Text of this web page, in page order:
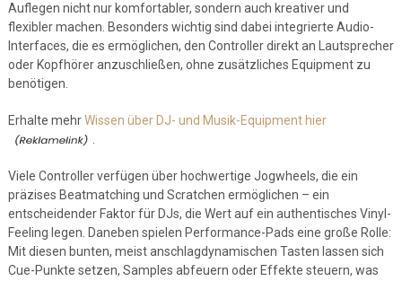
Auflegen nicht nur komfortabler, sondern auch kreativer und
flexibler machen. Besonders wichtig sind dabei integrierte Audio-
Interfaces, die es ermöglichen, den Controller direkt an Lautsprecher
oder Kopfhörer anzuschließen, ohne zusätzliches Equipment zu
benötigen.
Erhalte mehrWissen über DJ- und Musik-Equipment hier
Viele Controller verfügen über hochwertige Jogwheels, die ein
präzises Beatmatching und Scratchen ermöglichen – ein
entscheidender Faktor für DJs, die Wert auf ein authentisches Vinyl-
Feeling legen. Daneben spielen Performance-Pads eine große Rolle:
Mit diesen bunten, meist anschlagdynamischen Tasten lassen sich
Cue-Punkte setzen, Samples abfeuern oder Effekte steuern, was